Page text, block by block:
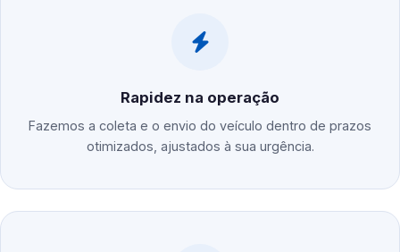
Rapidez na operação
Fazemos a coleta e o envio do veículo dentro de prazos
otimizados, ajustados à sua urgência.